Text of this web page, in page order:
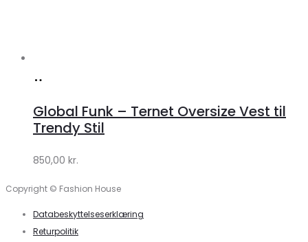
Lykke
Lykke
Global Funk – Ternet Oversize Vest til
Trendy Stil
850,00 kr.
Copyright © Fashion House
Databeskyttelseserklæring
Returpolitik